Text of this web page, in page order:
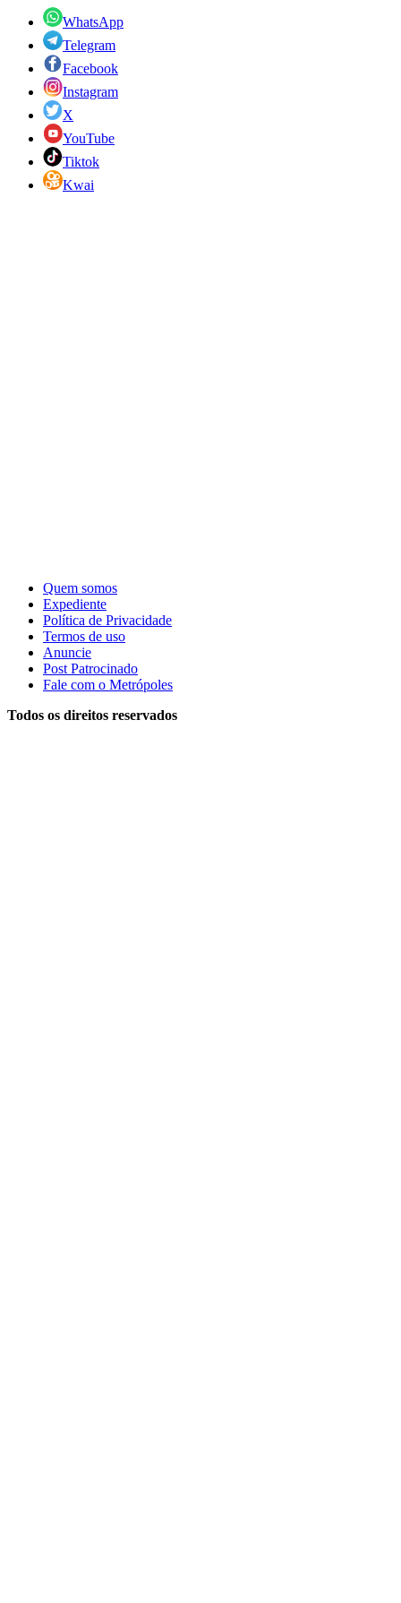
WhatsApp
Telegram
Facebook
Instagram
X
YouTube
Tiktok
Kwai
Quem somos
Expediente
Política de Privacidade
Termos de uso
Anuncie
Post Patrocinado
Fale com o Metrópoles
Todos os direitos reservados